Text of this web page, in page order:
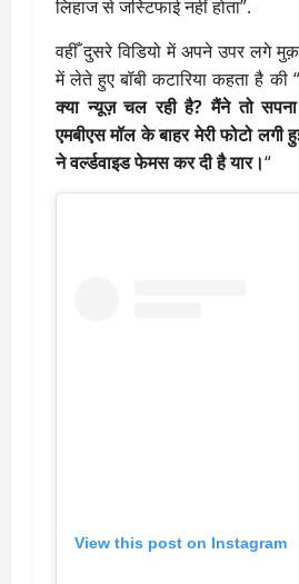
लिहाज से जस्टिफाई नहीं होता”.
वहीँ दुसरे विडियो में अपने उपर लगे
में लेते हुए बॉबी कटारिया कहता है की “
क्या न्यूज़ चल रही है? मैंने तो
एमबीएस मॉल के बाहर मेरी फोटो लगी
ने वर्ल्डवाइड फेमस कर दी है यार।“
View this post on Instagram